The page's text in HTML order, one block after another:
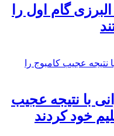
گام اول را
با نتیجه عجیب
خود کردند